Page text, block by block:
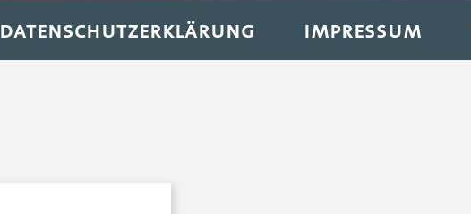
DATENSCHUTZERKLÄRUNG IMPRESSUM